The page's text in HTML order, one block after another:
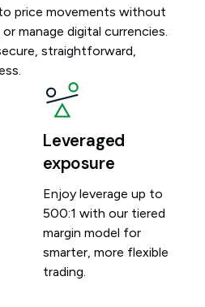
price movements without
manage digital currencies.
straightforward,
Leveraged
exposure
Enjoy leverage up to
500:1 with our tiered
margin model for
smarter, more flexible
trading.